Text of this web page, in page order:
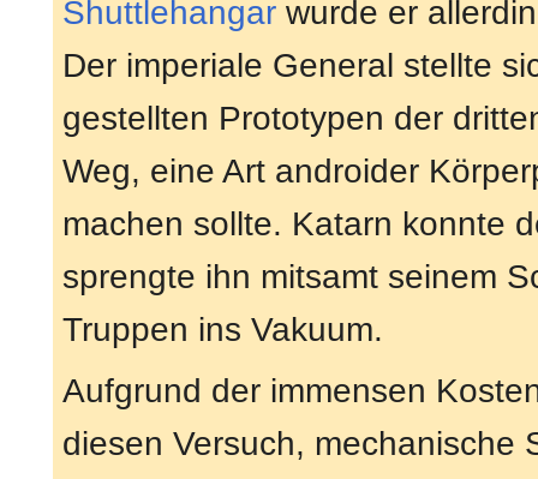
Shuttlehangar wurde er
Der imperiale General stellte
gestellten Prototypen der
Weg, eine Art androider
machen sollte. Katarn konnte
sprengte ihn mitsamt seinem
Truppen ins Vakuum.
Aufgrund der immensen
diesen Versuch, mechanische